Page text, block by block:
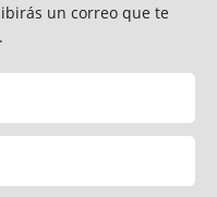
un correo que te